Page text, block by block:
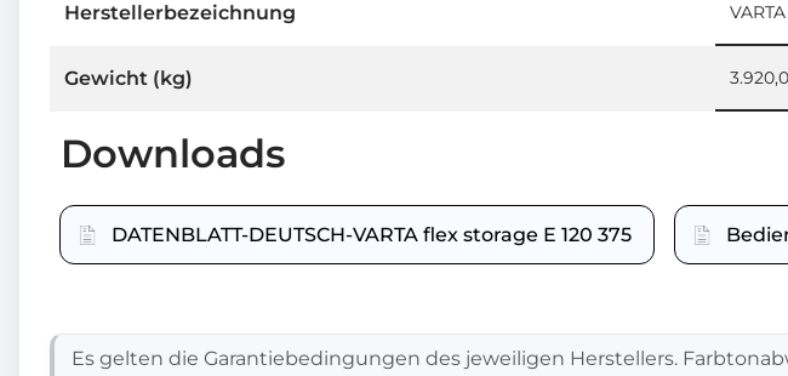
Herstellerbezeichnung
Gewicht (kg)
Downloads
DATENBLATT-DEUTSCH-VARTA flex storage E 120 375
Es gelten die Garantiebedingungen des jeweiligen Herstellers.